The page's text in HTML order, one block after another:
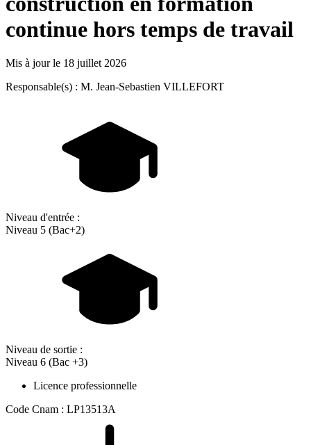
continue hors temps de travail
Mis à jour le 18 juillet 2026
Responsable(s) : M. Jean-Sebastien VILLEFORT
Niveau d'entrée :
Niveau 5 (Bac+2)
Niveau de sortie :
Niveau 6 (Bac +3)
Licence professionnelle
Code Cnam : LP13513A